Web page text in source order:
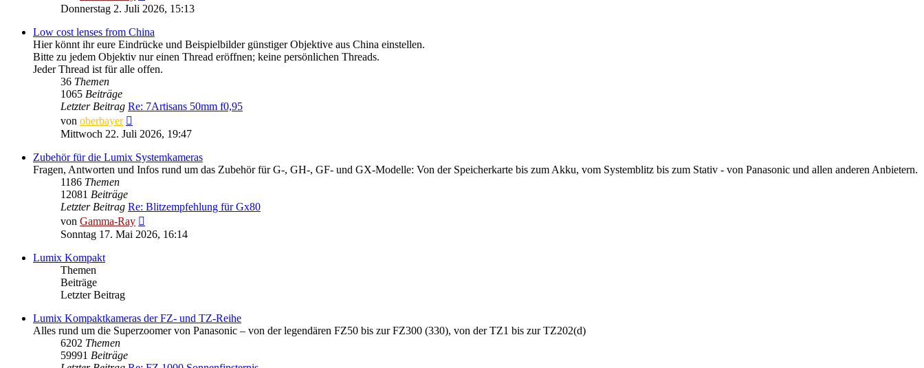
Beitrag
Donnerstag 2. Juli 2026, 15:13
Low cost lenses from China
Hier könnt ihr eure Eindrücke und Beispielbilder günstiger Objektive aus China einstellen.
Bitte zu jedem Objektiv nur einen Thread eröffnen; keine persönlichen Threads.
Jeder Thread ist für alle offen.
36 Themen
1065 Beiträge
Letzter Beitrag Re: 7Artisans 50mm f0,95
von oberbayer
Beitrag
Mittwoch 22. Juli 2026, 19:47
Zubehör für die Lumix Systemkameras
Fragen, Antworten und Infos rund um das Zubehör für G-, GH-, GF- und GX-Modelle: Von der Speicherkarte bis zum Akku, vom Systemblitz bis zum Stativ - von Panasonic und allen anderen Anbietern.
1186 Themen
12081 Beiträge
Letzter Beitrag Re: Blitzempfehlung für Gx80
von Gamma-Ray
Beitrag
Sonntag 17. Mai 2026, 16:14
Lumix Kompakt
Themen
Beiträge
Letzter Beitrag
Lumix Kompaktkameras der FZ- und TZ-Reihe
Alles rund um die Superzoomer von Panasonic – von der legendären FZ50 bis zur FZ300 (330), von der TZ1 bis zur TZ202(d)
6202 Themen
59991 Beiträge